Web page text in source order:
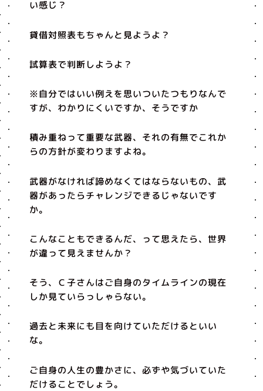
い感じ？
貸借対照表もちゃんと見ようよ？
試算表で判断しようよ？
※自分ではいい例えを思いついたつもりなんで
すが、わかりにくいですか、そうですか
積み重ねって重要な武器、それの有無でこれか
らの方針が変わりますよね。
武器がなければ諦めなくてはならないもの、武
器があったらチャレンジできるじゃないです
か。
こんなこともできるんだ、って思えたら、世界
が違って見えませんか？
そう、Ｃ子さんはご自身のタイムラインの現在
しか見ていらっしゃらない。
過去と未来にも目を向けていただけるといい
な。
ご自身の人生の豊かさに、必ずや気づいていた
だけることでしょう。